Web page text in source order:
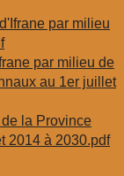
par milieu
par milieu de
au 1er juillet
la Province
2014 à 2030.pdf